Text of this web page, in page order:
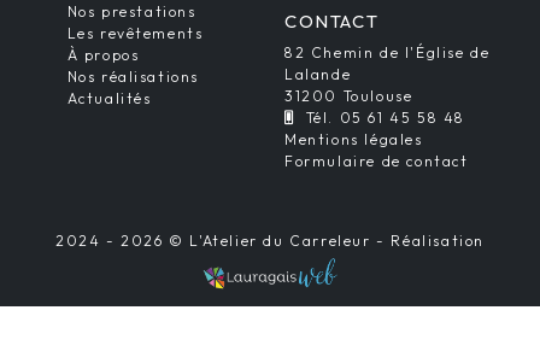
Nos prestations
Les revêtements
À propos
Nos réalisations
Actualités
CONTACT
82 Chemin de l'Église de
Lalande
31200 Toulouse
Tél. 05 61 45 58 48
Mentions légales
Formulaire de contact
2024 - 2026 © L'Atelier du Carreleur - Réalisation